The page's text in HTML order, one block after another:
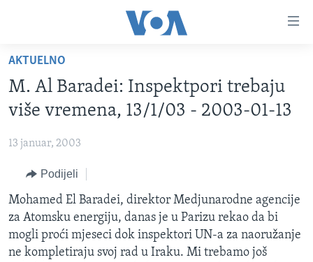
glavni
sadržaj
Pređi
na
glavnu
navigaciju
pretragu
TV PROGRAM
VIDEO
VIJESTI
SJEDINJENE AMERIČKE DRŽAVE
BOSNA I HERCEGOVINA
NAUKA I TEHNOLOGIJA
SPECIJALNI PROJEKTI
KORUPCIJA
SLOBODA MEDIJA
AKTUELNO
M. Al Baradei: Inspektpori trebaju
više vremena, 13/1/03 - 2003-01-13
13 januar, 2003
Podijeli
Mohamed El Baradei, direktor Medjunarodne agencije
za Atomsku energiju, danas je u Parizu rekao da bi
mogli proći mjeseci dok inspektori UN-a za naoružanje
ne kompletiraju svoj rad u Iraku. Mi trebamo još